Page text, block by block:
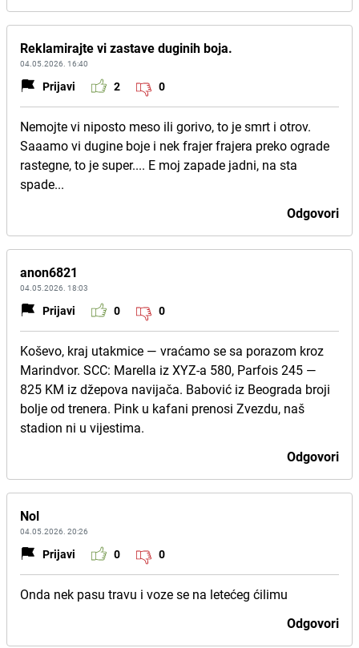
Reklamirajte vi zastave duginih boja.
04.05.2026. 16:40
Prijavi 2 0
Nemojte vi niposto meso ili gorivo, to je smrt i otrov.
Saaamo vi dugine boje i nek frajer frajera preko ograde
rastegne, to je super.... E moj zapade jadni, na sta
spade...
Odgovori
anon6821
04.05.2026. 18:03
Prijavi 0 0
Koševo, kraj utakmice — vraćamo se sa porazom kroz
Marindvor. SCC: Marella iz XYZ-a 580, Parfois 245 —
825 KM iz džepova navijača. Babović iz Beograda broji
bolje od trenera. Pink u kafani prenosi Zvezdu, naš
stadion ni u vijestima.
Odgovori
Nol
04.05.2026. 20:26
Prijavi 0 0
Onda nek pasu travu i voze se na letećeg ćilimu
Odgovori